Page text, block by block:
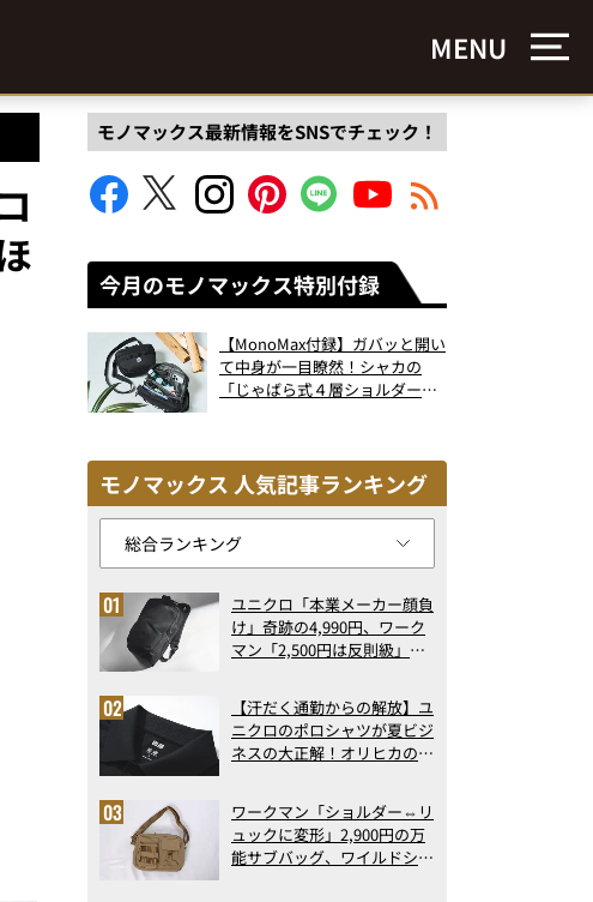
MENU
モノマックス最新情報をSNSでチェック！
今月のモノマックス特別付録
【MonoMax付録】ガバッと開い
て中身が一目瞭然！シャカの
「じゃばら式４層ショルダーバ
モノマックス 人気記事ランキング
ユニクロ「本業メーカー顔負
け」奇跡の4,990円、ワーク
マン「2,500円は反則級」凄
ト3】（2026年6月版）
【汗だく通勤からの解放】ユ
ニクロのポロシャツが夏ビジ
ネスの大正解！オリヒカの透
アの実力
ワークマン「ショルダー⇔リ
ュックに変形」2,900円の万
能サブバッグ、ワイルドシン